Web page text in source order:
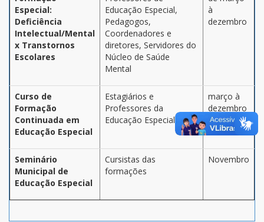
Especial:
Deficiência
Intelectual/Mental
x Transtornos
Escolares
Educação Especial,
Pedagogos,
Coordenadores e
diretores, Servidores do
Núcleo de Saúde
Mental
à
dezembro
Curso de
Formação
Continuada em
Educação Especial
Estagiários e
Professores da
Educação Especial
março à
dezembro
Seminário
Municipal de
Educação Especial
Cursistas das
formações
Novembro